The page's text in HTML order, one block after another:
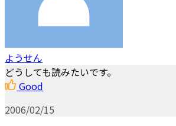
ようせん
どうしても読みたいです。
Good
2006/02/15